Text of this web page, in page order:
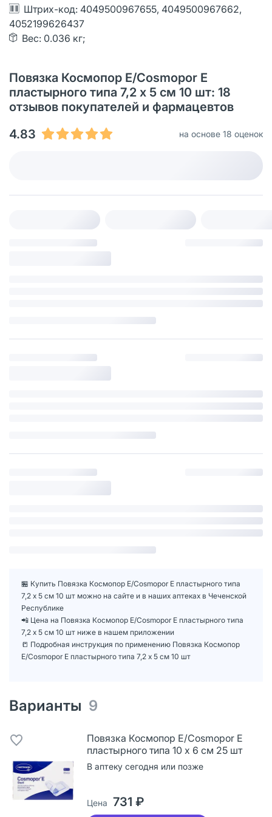
Штрих-код: 4049500967655, 4049500967662,
4052199626437
Вес: 0.036 кг;
Повязка Космопор Е/Cosmopor Е
пластырного типа 7,2 х 5 см 10 шт: 18
отзывов покупателей и фармацевтов
4.83
на основе 18 оценок
🏪 Купить Повязка Космопор Е/Cosmopor Е пластырного типа
7,2 х 5 см 10 шт можно на сайте и в наших аптеках в Чеченской
Республике
📲 Цена на Повязка Космопор Е/Cosmopor Е пластырного типа
7,2 х 5 см 10 шт ниже в нашем приложении
📒 Подробная инструкция по применению Повязка Космопор
Е/Cosmopor Е пластырного типа 7,2 х 5 см 10 шт
Варианты 9
Повязка Космопор Е/Cosmopor Е
пластырного типа 10 х 6 см 25 шт
В аптеку сегодня или позже
Цена 731 ₽